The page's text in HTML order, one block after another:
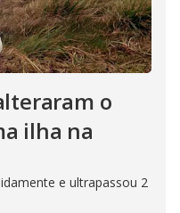
o
ilha na
e ultrapassou 2